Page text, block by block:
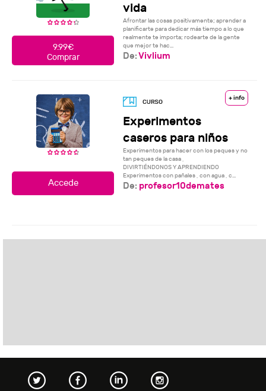
9.99€
Comprar
vida
Afrontar las cosas positivamente; aprender a
planificarte para dedicar más tiempo a lo que
realmente te importa; rodearte de la gente
que mejor te hac...
De:Vivlium
+ info
Experimentos
caseros para niños
Experimentos para hacer con los peques y no
tan peques de la casa ,
DIVIRTIÉNDONOS Y APRENDIENDO
Experimentos con pañales , con agua , c...
De: profesor10demates